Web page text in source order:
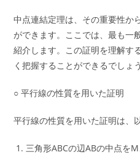
中点連結定理は、その重要性か
ができます。ここでは、最も一
紹介します。この証明を理解す
く把握することができるでしょう
○ 平行線の性質を用いた証明
平行線の性質を用いた証明は、
三角形ABCの辺ABの中点を